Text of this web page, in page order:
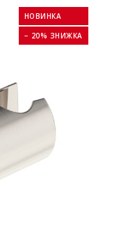
НОВИНКА
− 20% ЗНИЖКА